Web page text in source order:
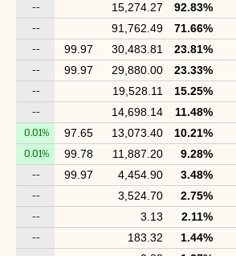
92.83%
15,274.27
--
71.66%
91,762.49
--
23.81%
30,483.81
99.97
--
23.33%
29,880.00
99.97
--
15.25%
19,528.11
--
11.48%
14,698.14
--
10.21%
13,073.40
97.65
0.01%
9.28%
11,887.20
99.78
0.01%
3.48%
4,454.90
99.97
--
2.75%
3,524.70
--
2.11%
3.13
--
1.44%
183.32
--